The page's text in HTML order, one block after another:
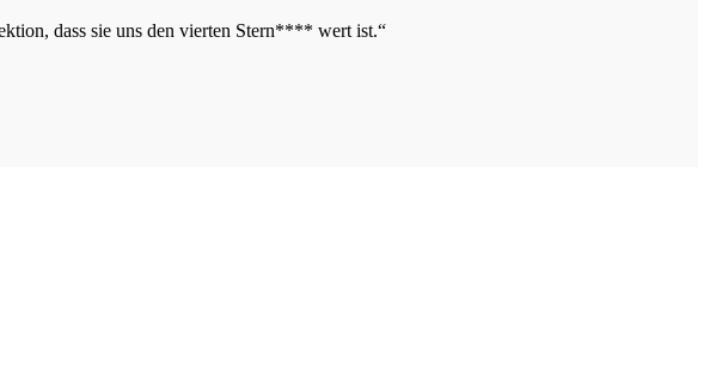
dass sie uns den vierten Stern**** wert ist.“